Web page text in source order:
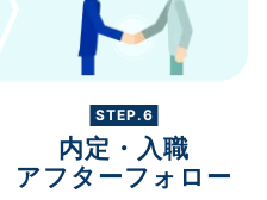
STEP.6
内定・入職
アフターフォロー